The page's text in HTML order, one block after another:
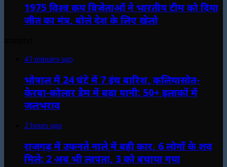
1975 विश्व कप विजेताओं ने भारतीय टीम को दिया
जीत का मंत्र, बोले देश के लिए खेलो
43 minutes ago
भोपाल में 24 घंटे में 7 इंच बारिश, कलियासोत-
केरवा-कोलार डैम में बढ़ा पानी; 50+ इलाकों में
जलभराव
2 hours ago
राजगढ़ में उफनते नाले में बही कार, 6 लोगों के शव
मिले; 2 अब भी लापता, 3 को बचाया गया